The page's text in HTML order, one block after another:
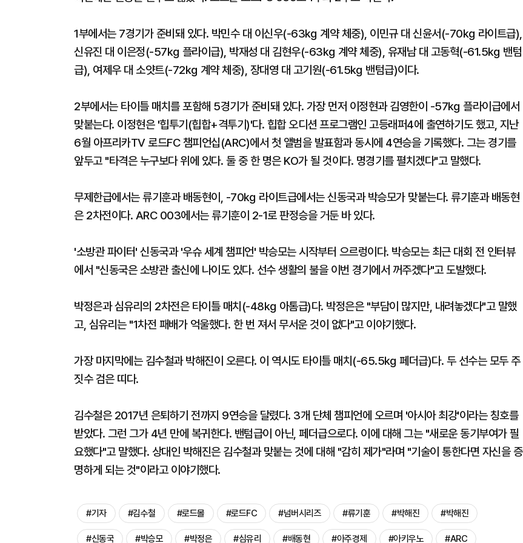
1부에서는 7경기가 준비돼 있다. 박민수 대 이신우(-63㎏ 계약 체중), 이민규 대 신윤서(-70㎏ 라이트급),
신유진 대 이은정(-57㎏ 플라이급), 박재성 대 김현우(-63㎏ 계약 체중), 유재남 대 고동혁(-61.5㎏ 밴텀
급), 여제우 대 소얏트(-72㎏ 계약 체중), 장대영 대 고기원(-61.5㎏ 밴텀급)이다.
2부에서는 타이틀 매치를 포함해 5경기가 준비돼 있다. 가장 먼저 이정현과 김영한이 -57㎏ 플라이급에서
맞붙는다. 이정현은 '힙투기(힙합+격투기)'다. 힙합 오디션 프로그램인 고등래퍼4에 출연하기도 했고, 지난
6월 아프리카TV 로드FC 챔피언십(ARC)에서 첫 앨범을 발표함과 동시에 4연승을 기록했다. 그는 경기를
앞두고 "타격은 누구보다 위에 있다. 둘 중 한 명은 KO가 될 것이다. 명경기를 펼치겠다"고 말했다.
무제한급에서는 류기훈과 배동현이, -70㎏ 라이트급에서는 신동국과 박승모가 맞붙는다. 류기훈과 배동현
은 2차전이다. ARC 003에서는 류기훈이 2-1로 판정승을 거둔 바 있다.
'소방관 파이터' 신동국과 '우슈 세계 챔피언' 박승모는 시작부터 으르렁이다. 박승모는 최근 대회 전 인터뷰
에서 "신동국은 소방관 출신에 나이도 있다. 선수 생활의 불을 이번 경기에서 꺼주겠다"고 도발했다.
박정은과 심유리의 2차전은 타이틀 매치(-48㎏ 아톰급)다. 박정은은 "부담이 많지만, 내려놓겠다"고 말했
고, 심유리는 "1차전 패배가 억울했다. 한 번 져서 무서운 것이 없다"고 이야기했다.
가장 마지막에는 김수철과 박해진이 오른다. 이 역시도 타이틀 매치(-65.5㎏ 페더급)다. 두 선수는 모두 주
짓수 검은 띠다.
김수철은 2017년 은퇴하기 전까지 9연승을 달렸다. 3개 단체 챔피언에 오르며 '아시아 최강'이라는 칭호를
받았다. 그런 그가 4년 만에 복귀한다. 밴텀급이 아닌, 페더급으로다. 이에 대해 그는 "새로운 동기부여가 필
요했다"고 말했다. 상대인 박해진은 김수철과 맞붙는 것에 대해 "감히 제가"라며 "기술이 통한다면 자신을 증
명하게 되는 것"이라고 이야기했다.
#기자 #김수철 #로드몰 #로드FC #넘버시리즈 #류기훈 #박해진 #박해진
#신동국 #박승모 #박정은 #심유리 #배동현 #아주경제 #아키우노 #ARC